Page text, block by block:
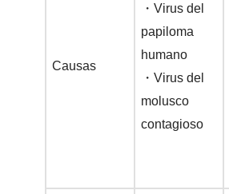
Causas
・Virus del
papiloma
humano
・Virus del
molusco
contagioso